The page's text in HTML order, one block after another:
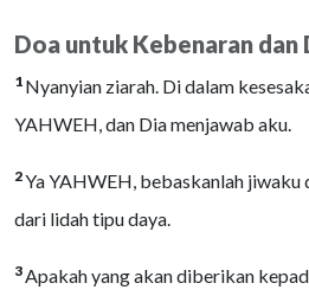
Doa untuk Kebenaran dan
1 Nyanyian ziarah. Di dalam
YAHWEH, dan Dia menjawab aku.
2Ya YAHWEH, bebaskanlah
dari lidah tipu daya.
3Apakah yang akan diberikan